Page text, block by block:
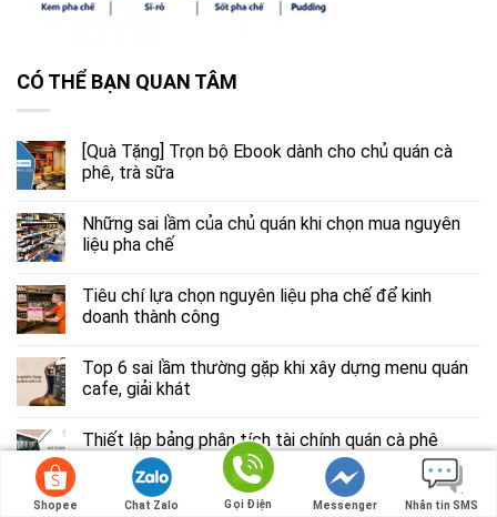
CÓ THỂ BẠN QUAN TÂM
[Quà Tặng] Trọn bộ Ebook dành cho chủ quán cà
phê, trà sữa
Những sai lầm của chủ quán khi chọn mua nguyên
liệu pha chế
Tiêu chí lựa chọn nguyên liệu pha chế để kinh
doanh thành công
Top 6 sai lầm thường gặp khi xây dựng menu quán
cafe, giải khát
Thiết lập bảng phân tích tài chính quán cà phê
trước khi mở quán
Đón đầu xu hướng: Xây dựng mô hình Marketing
Shopee Chat Zalo Gọi Điện Messenger Nhắn tin SMS